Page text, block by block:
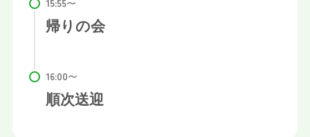
帰りの会
順次送迎